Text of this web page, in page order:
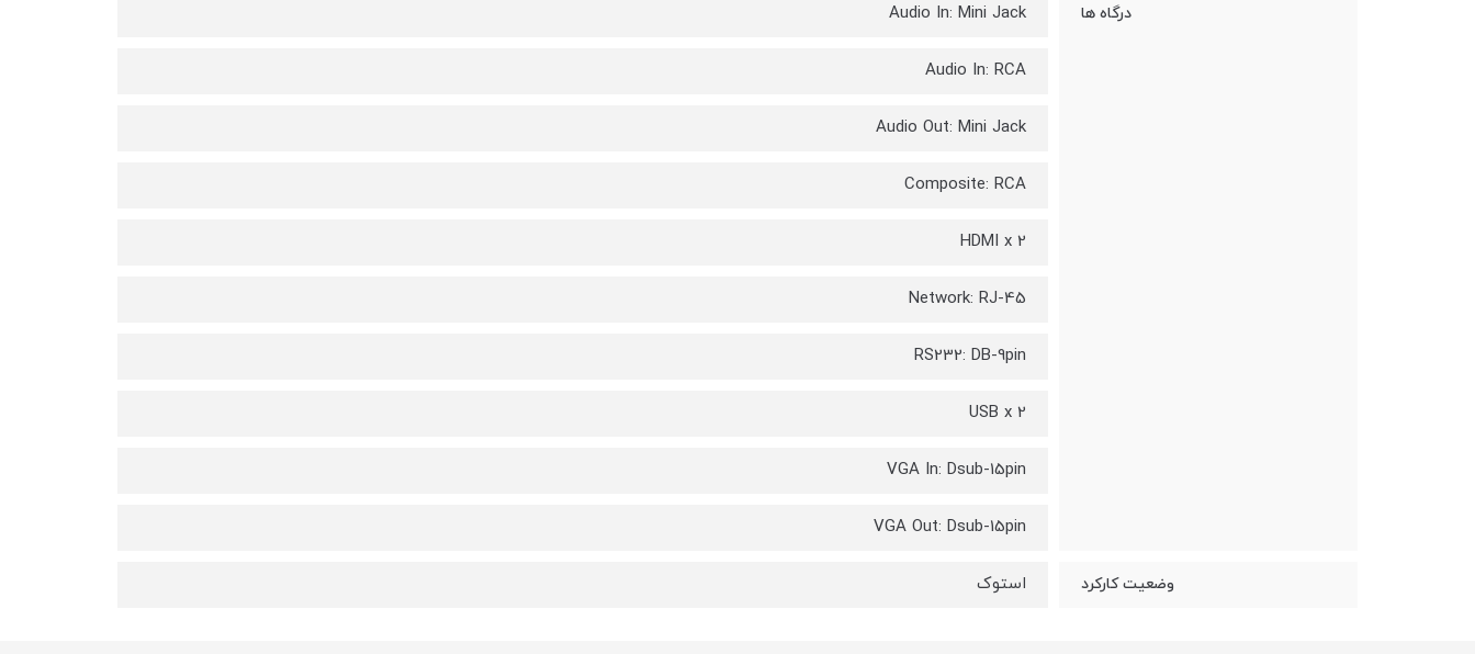
درگاه ها Audio In: Mini Jack
Audio In: RCA
Audio Out: Mini Jack
Composite: RCA
HDMI x 2
Network: RJ-45
RS232: DB-9pin
USB x 2
VGA In: Dsub-15pin
VGA Out: Dsub-15pin
وضعیت کارکرد استوک